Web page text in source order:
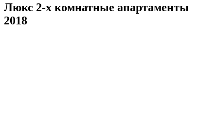
Люкс 2-х комнатные апартаменты
2018